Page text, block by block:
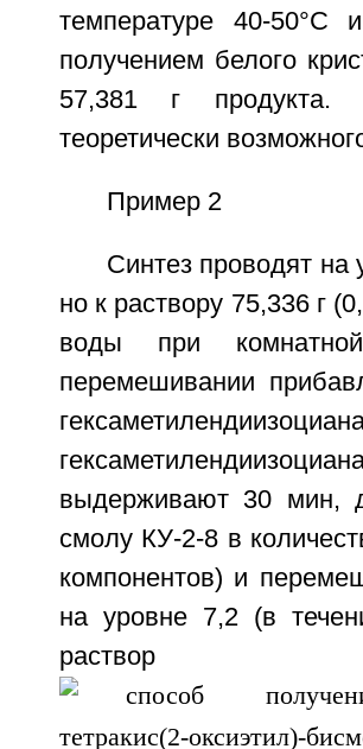
температуре 40-
получением белого
57,381 г продукта.
теоретически
Пример 2
Синтез проводят на
но к раствору 75,336 г
воды при
перемешивании
выдерживают 30 мин,
смолу КУ-2-8 в
компонентов) и
на уровне 7,2 (в
раствор 1,1-